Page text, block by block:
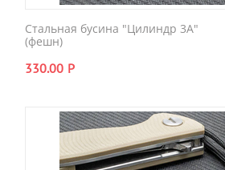
Стальная бусина "Цилиндр 3A"
(фешн)
330.00 Р